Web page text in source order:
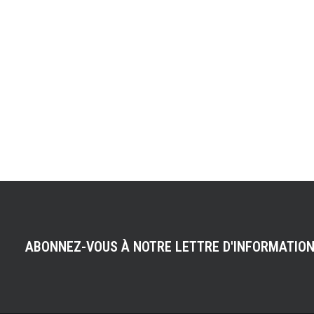
ABONNEZ-VOUS À NOTRE LETTRE D'INFORMATION